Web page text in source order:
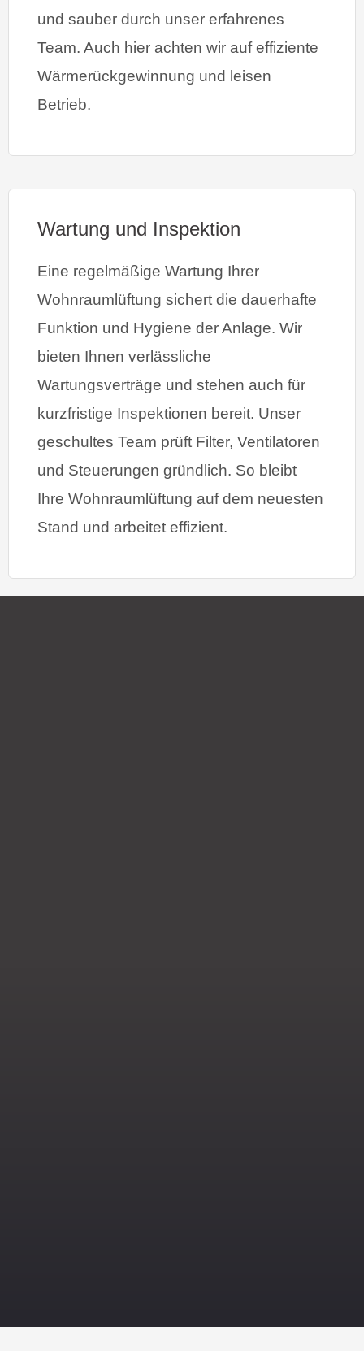
und sauber durch unser erfahrenes
Team. Auch hier achten wir auf effiziente
Wärmerückgewinnung und leisen
Betrieb.
Wartung und Inspektion
Eine regelmäßige Wartung Ihrer
Wohnraumlüftung sichert die dauerhafte
Funktion und Hygiene der Anlage. Wir
bieten Ihnen verlässliche
Wartungsverträge und stehen auch für
kurzfristige Inspektionen bereit. Unser
geschultes Team prüft Filter, Ventilatoren
und Steuerungen gründlich. So bleibt
Ihre Wohnraumlüftung auf dem neuesten
Stand und arbeitet effizient.